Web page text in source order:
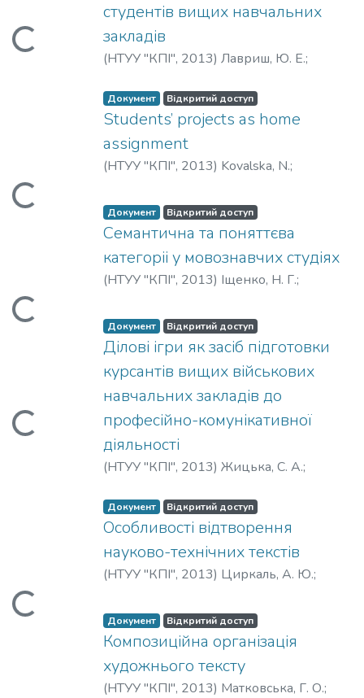
Вантажиться...
студентів вищих навчальних
закладів
(НТУУ "КПІ", 2013) Лавриш, Ю. Е.;
Вантажиться...
Документ Відкритий доступ
Students’ projects as home
assignment
(НТУУ "КПІ", 2013) Kovalska, N.;
Присяжнюк, Н. М.
Вантажиться...
Документ Відкритий доступ
Семантична та поняттєва
категоріі у мовознавчих студіях
(НТУУ "КПІ", 2013) Іщенко, Н. Г.;
Вантажиться...
Документ Відкритий доступ
Ділові ігри як засіб підготовки
курсантів вищих військових
навчальних закладів до
професійно-комунікативної
діяльності
(НТУУ "КПІ", 2013) Жицька, С. А.;
Вантажиться...
Документ Відкритий доступ
Особливості відтворення
науково-технічних текстів
(НТУУ "КПІ", 2013) Циркаль, А. Ю.;
Документ Відкритий доступ
Композиційна організація
художнього тексту
(НТУУ "КПІ", 2013) Матковська, Г. О.;